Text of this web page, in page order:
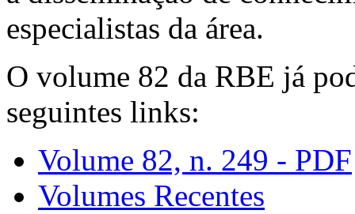
especialistas da área.
O volume 82 da RBE já
seguintes links:
Volume 82, n. 249 - PDF
Volumes Recentes